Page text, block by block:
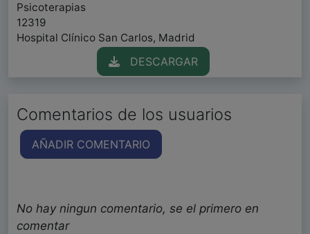
Psicoterapias
12319
Hospital Clínico San Carlos, Madrid
DESCARGAR
Comentarios de los usuarios
AÑADIR COMENTARIO
No hay ningun comentario, se el primero en
comentar